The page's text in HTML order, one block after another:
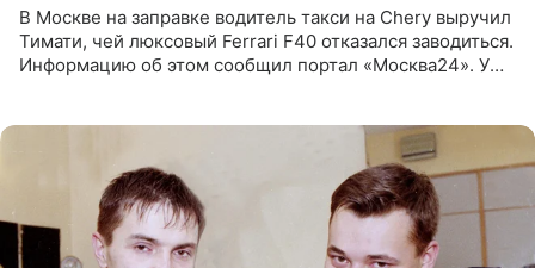
В Москве на заправке водитель такси на Chery выручил
Тимати, чей люксовый Ferrari F40 отказался заводиться.
Информацию об этом сообщил портал «Москва24». У